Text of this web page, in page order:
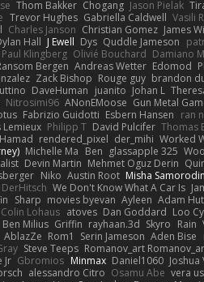
Thom Bakker Chogang Jason Pielak
Trevor Hughes Gabriella Caldwell Vasili
Charles Janson Christian Gomez James
Hall J Ewell Dys Quddle Jameson
Paul Klingberg Olivié Bouchard Damiano
Bergen Andreas Wetter Edomod
Zack Bishop Rouge guy brandon
DaveHuman juanito Johan L
Nitrosimi96 ANonEMoose Gun Metal
Fabrizio Guidotti Esbern Hansen ran
Lemieux Philipp T David Pulcifer Thomas
Hamad rendered_pixel der_mihi Worked
Michelle Ma Ben glassapple 325
Devin Martin Mehmet Oguz Derin
Niko Austin Root Misha Samorodin
DerHitsch We Don't Know What A Car Is
Sharp movies byevan Ayleen Adam
Colin Lohaus atoves Dan Goddard Loo
Ben Milius Griffin rayhaan.3d Skyro Rain
AblazZe Rom1 Serin Jameson Aden Bise
Steve Teeps Romanov_art
Jr Gbromios Minmax Daniel1060 Joshua
alessandro Citro Osamu Abe vera